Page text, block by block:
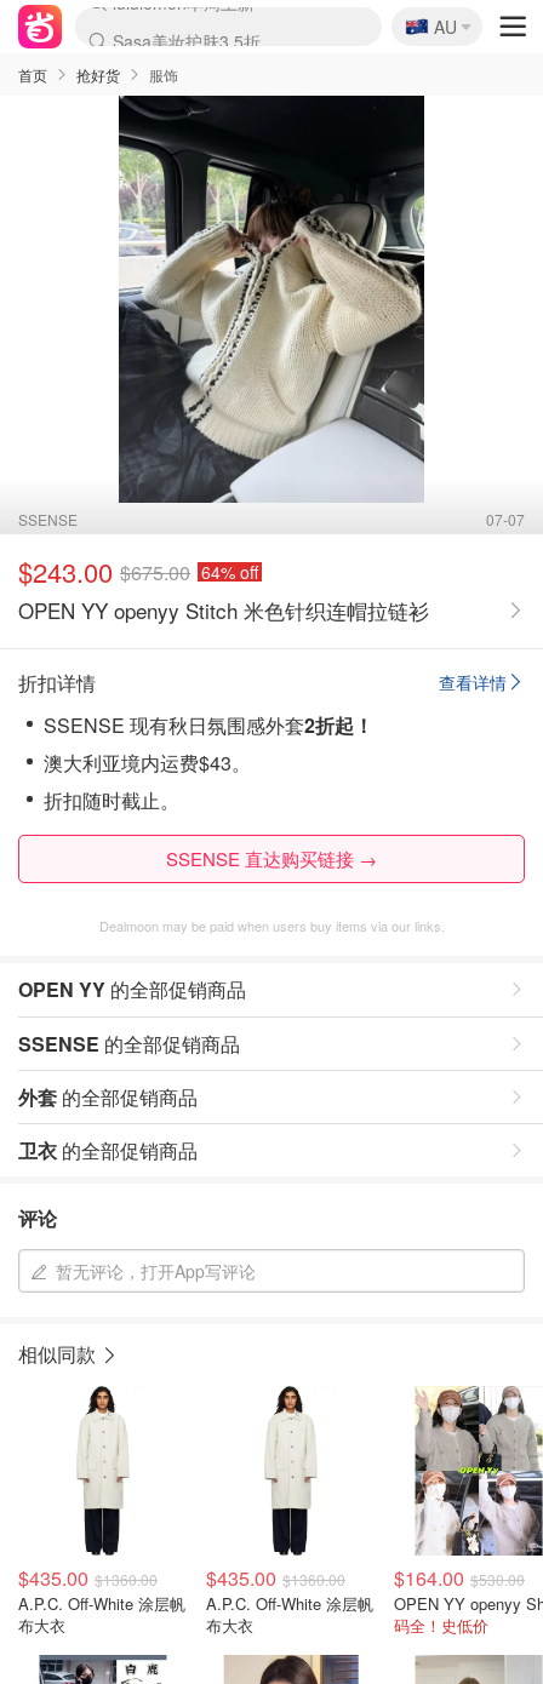
lululemon本周上新
SSENSE年中3折
FreshBeauty好价汇总
Cettire降价+叠9折
Farfetch折上8折
WWS Coles超市实拍
viagogo二手票捡漏
Myer清仓1折起
The Outnet奢牌1折起
David Jones 3折起
Flannels大牌1折
Perfumes Club护肤1折
AMIRO返校季6.2折
Oweek抽奖送Airpods
Amazon折扣汇总
eToro入金$200送$50
Amazon数码好物
ICONIC本周7.5折
ThedoubleF高奢地板价
Moose Knuckles 6折
丝芙兰5折起
EUFY官网3.7折起
Selenichast首饰2折
Trip机票酒店促销
YSL送5件彩妆礼
Amazon家居好物
BIGBANG巡演开票
David Jones时尚3折
Amazon美妆护肤
雅漾大喷$8
过敏原检测盒$33
伊索独家赠50ml沐浴露
科颜氏送高保湿面霜
SEALIFE海洋馆门票6折
丝塔芙大白罐$16
订阅Newsletter送香薰
Cult Beauty 6.8折
Harrods圣诞日历2.3折
LN-CC奢牌私促3折
d'Alba空姐喷雾$16
EVE LOM套装逆天2折
Bernardelli独家4折
Adore Beauty 6折起
CT圣诞日历
Mytheresa奢品2.7折
🇦🇺
AU
首页 抢好货 服饰
SSENSE 07-07
$243.00 $675.00 64% off
OPEN YY openyy Stitch 米色针织连帽拉链衫
查看详情
折扣详情
SSENSE 现有秋日氛围感外套2折起！
澳大利亚境内运费$43。
折扣随时截止。
SSENSE 直达购买链接 →
Dealmoon may be paid when users buy items via our links.
OPEN YY 的全部促销商品
SSENSE 的全部促销商品
外套 的全部促销商品
卫衣 的全部促销商品
评论
暂无评论，打开App写评论
相似同款
$435.00 $1360.00
A.P.C. Off-White 涂层帆
布大衣
$435.00 $1360.00
A.P.C. Off-White 涂层帆
布大衣
$164.00 $530.00
码全！史低价